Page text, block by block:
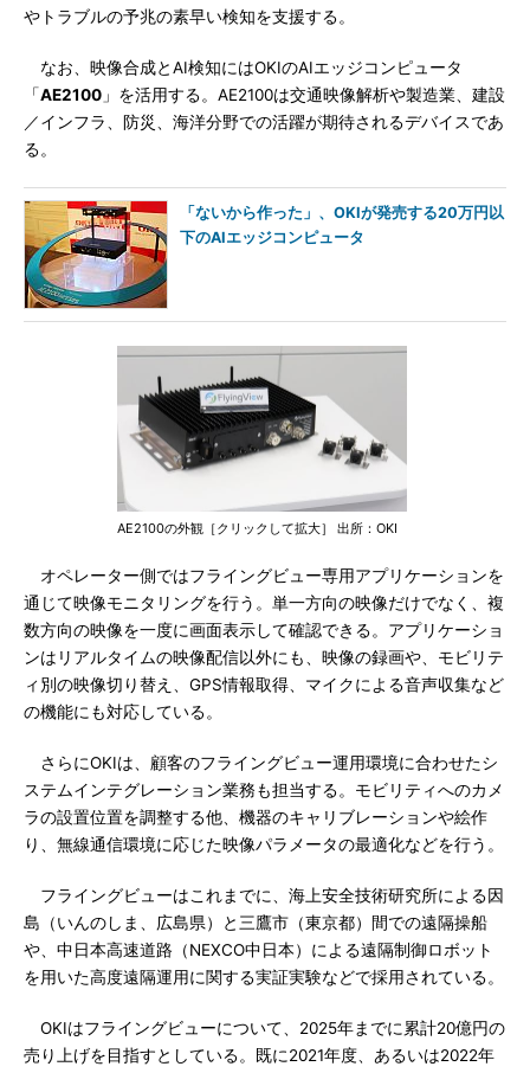
やトラブルの予兆の素早い検知を支援する。
なお、映像合成とAI検知にはOKIのAIエッジコンピュータ
「AE2100 」を活用する。AE2100は交通映像解析や製造業、建設
／インフラ、防災、海洋分野での活躍が期待されるデバイスであ
る。
「ないから作った」、OKIが発売する20万円以
下のAIエッジコンピュータ
AE2100の外観［クリックして拡大］ 出所：OKI
オペレーター側ではフライングビュー専用アプリケーションを
通じて映像モニタリングを行う。単一方向の映像だけでなく、複
数方向の映像を一度に画面表示して確認できる。アプリケーショ
ンはリアルタイムの映像配信以外にも、映像の録画や、モビリテ
ィ別の映像切り替え、GPS情報取得、マイクによる音声収集など
の機能にも対応している。
さらにOKIは、顧客のフライングビュー運用環境に合わせたシ
ステムインテグレーション業務も担当する。モビリティへのカメ
ラの設置位置を調整する他、機器のキャリブレーションや絵作
り、無線通信環境に応じた映像パラメータの最適化などを行う。
フライングビューはこれまでに、海上安全技術研究所による因
島（いんのしま、広島県）と三鷹市（東京都）間での遠隔操船
や、中日本高速道路（NEXCO中日本）による遠隔制御ロボット
を用いた高度遠隔運用に関する実証実験などで採用されている。
OKIはフライングビューについて、2025年までに累計20億円の
売り上げを目指すとしている。既に2021年度、あるいは2022年